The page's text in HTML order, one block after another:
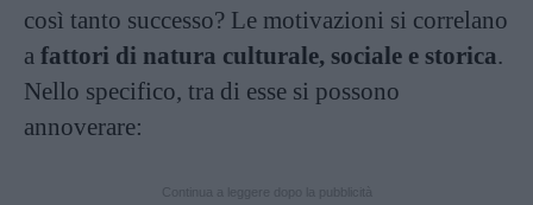
così tanto successo? Le motivazioni si correlano
a fattori di natura culturale, sociale e storica.
Nello specifico, tra di esse si possono
annoverare: